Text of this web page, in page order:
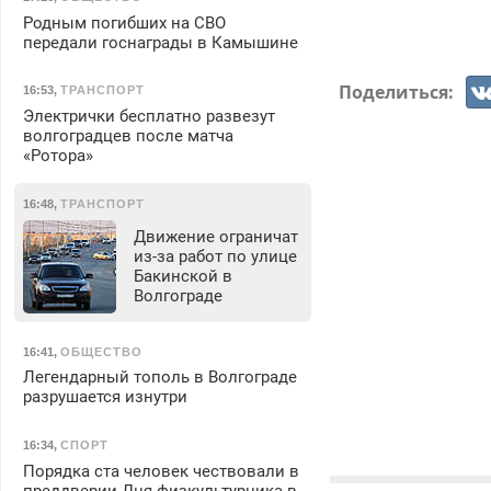
Поделиться:
Родным погибших на СВО
передали госнаграды в Камышине
16:53, ТРАНСПОРТ
Электрички бесплатно развезут
волгоградцев после матча
«Ротора»
16:48, ТРАНСПОРТ
Движение ограничат
из-за работ по улице
Бакинской в
Волгограде
16:41, ОБЩЕСТВО
Легендарный тополь в Волгограде
разрушается изнутри
16:34, СПОРТ
Порядка ста человек чествовали в